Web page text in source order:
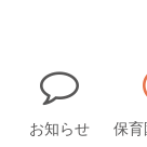
お知らせ 保